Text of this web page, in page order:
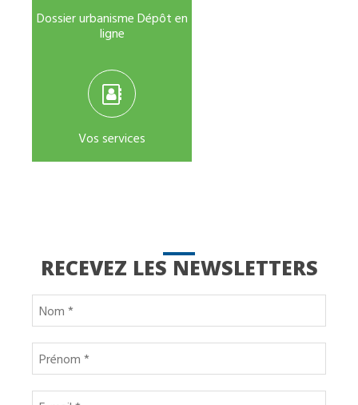
Dossier urbanisme Dépôt en
ligne
Vos services
RECEVEZ LES NEWSLETTERS